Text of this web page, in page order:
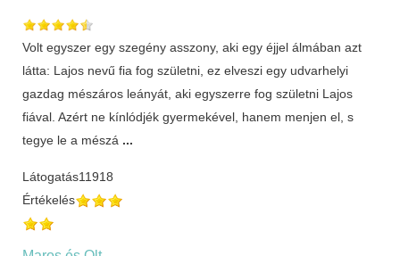
Volt egyszer egy szegény asszony, aki egy éjjel álmában azt
látta: Lajos nevű fia fog születni, ez elveszi egy udvarhelyi
gazdag mészáros leányát, aki egyszerre fog születni Lajos
fiával. Azért ne kínlódjék gyermekével, hanem menjen el, s
tegye le a mészá ...
Látogatás11918
Értékelés